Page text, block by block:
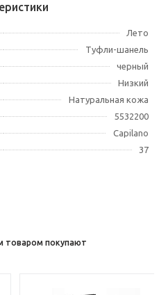
Лето
Туфли-шанель
черный
Низкий
Натуральная кожа
5532200
Capilano
37
товаром покупают